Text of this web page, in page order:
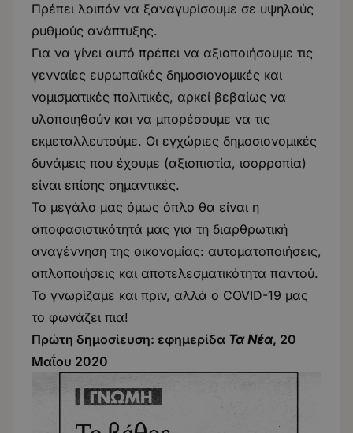
Πρέπει λοιπόν να ξαναγυρίσουμε σε υψηλούς
ρυθμούς ανάπτυξης.
Για να γίνει αυτό πρέπει να αξιοποιήσουμε τις
γενναίες ευρωπαϊκές δημοσιονομικές και
νομισματικές πολιτικές, αρκεί βεβαίως να
υλοποιηθούν και να μπορέσουμε να τις
εκμεταλλευτούμε. Οι εγχώριες δημοσιονομικές
δυνάμεις που έχουμε (αξιοπιστία, ισορροπία)
είναι επίσης σημαντικές.
Το μεγάλο μας όμως όπλο θα είναι η
αποφασιστικότητά μας για τη διαρθρωτική
αναγέννηση της οικονομίας: αυτοματοποιήσεις,
απλοποιήσεις και αποτελεσματικότητα παντού.
Το γνωρίζαμε και πριν, αλλά o COVID-19 μας
το φωνάζει πια!
Πρώτη δημοσίευση: εφημερίδα Τα Νέα, 20
Μαΐου 2020